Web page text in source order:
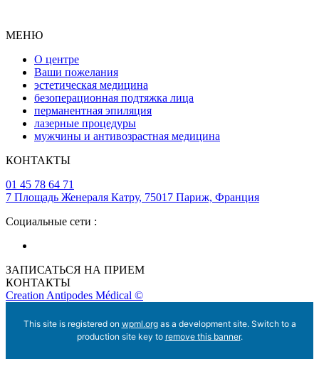
МЕНЮ
О центре
Ваши пожелания
эстетическая медицина
безоперационная подтяжка лица
перманентная эпиляция
лазерные процедуры
мужчины и антивозрастная медицина
КОНТАКТЫ
01 45 78 64 71
7 Площадь Женераля Катру, 75017 Париж, Франция
Социальные сети :
ЗАПИСАТЬСЯ НА ПРИЕМ
КОНТАКТЫ
Creation Antipodes Médical ©
This site is registered on wpml.orgas a development site. Switch to a
production site key to remove this banner.